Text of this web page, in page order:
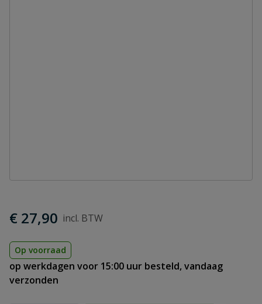
€ 27,90
Op voorraad
op werkdagen voor 15:00 uur besteld, vandaag
verzonden